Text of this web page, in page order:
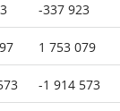
-337 923
1 753 079
-1 914 573